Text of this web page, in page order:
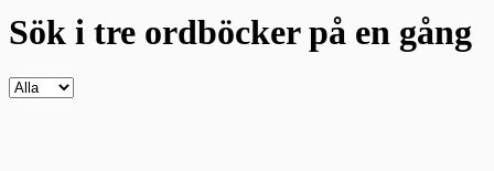
Sök i tre ordböckerpå en gång